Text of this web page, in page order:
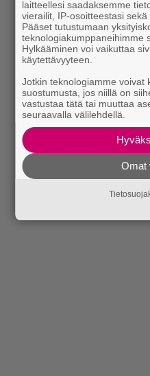
laitteellesi saadaksemme
vierailit, IP-osoitteestasi sekä
Pääset tutustumaan
teknologiakumppaneihimme
Hylkääminen voi vaikuttaa
käytettävyyteen.
Jotkin teknologiamme voivat
suostumusta, jos niillä on
vastustaa tätä tai muuttaa
seuraavalla välilehdellä.
Omat